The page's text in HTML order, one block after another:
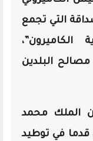
التي تجمع
الكاميرون”،
مصالح البلدين
الملك محمد
في توطيد